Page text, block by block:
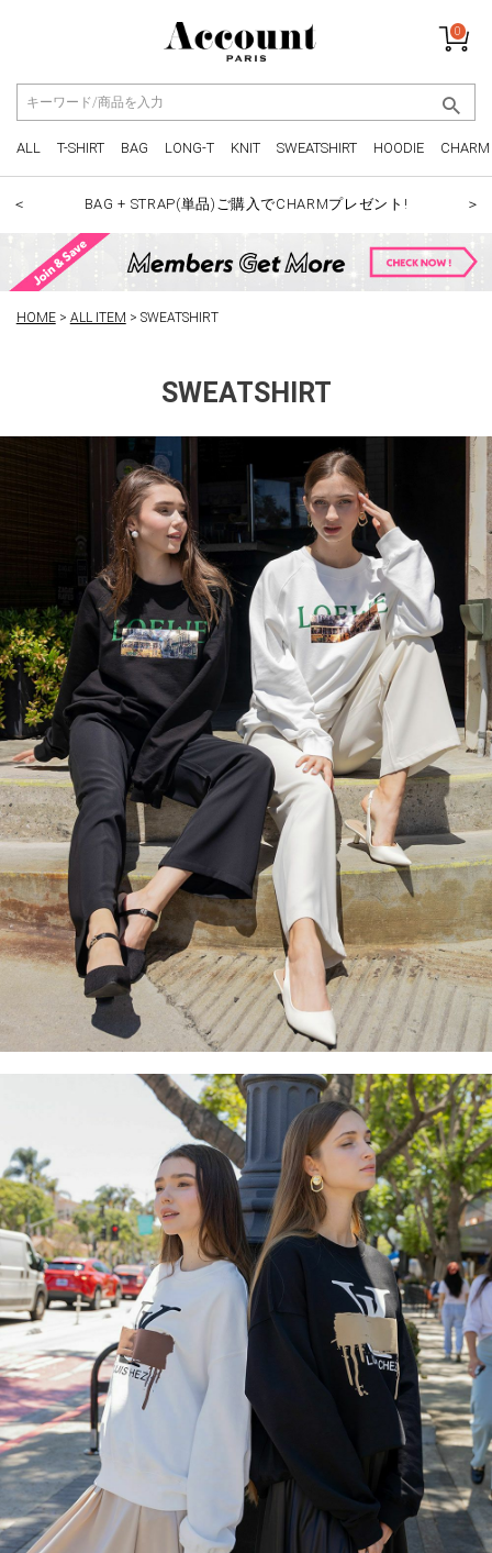
0
ALL T-SHIRT BAG LONG-T KNIT SWEATSHIRT HOODIE CHARM
＜ BAG + STRAP(単品)ご購入でCHARMプレゼント! ＞
HOME ALL ITEM SWEATSHIRT
SWEATSHIRT